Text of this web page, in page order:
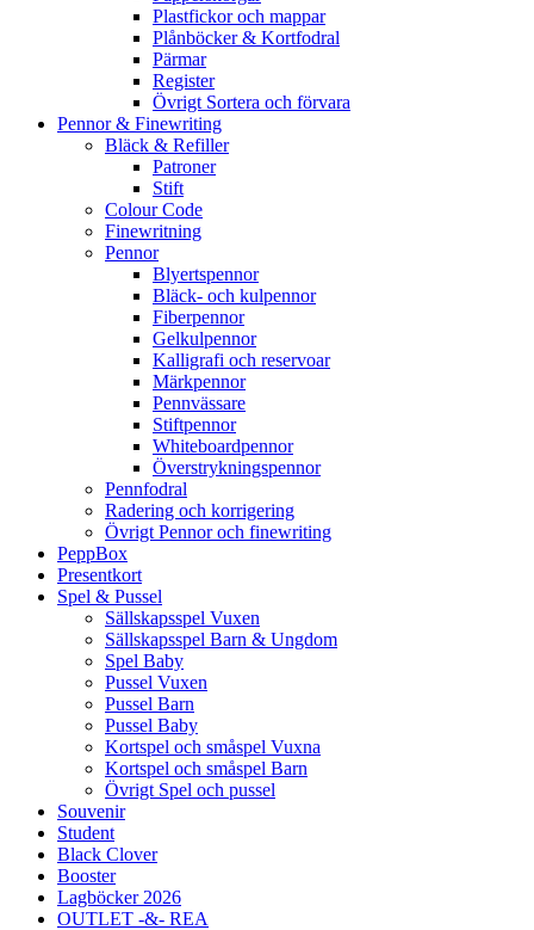
Plastfickor och mappar
Plånböcker & Kortfodral
Pärmar
Register
Övrigt Sortera och förvara
Pennor & Finewriting
Bläck & Refiller
Patroner
Stift
Colour Code
Finewritning
Pennor
Blyertspennor
Bläck- och kulpennor
Fiberpennor
Gelkulpennor
Kalligrafi och reservoar
Märkpennor
Pennvässare
Stiftpennor
Whiteboardpennor
Överstrykningspennor
Pennfodral
Radering och korrigering
Övrigt Pennor och finewriting
PeppBox
Presentkort
Spel & Pussel
Sällskapsspel Vuxen
Sällskapsspel Barn & Ungdom
Spel Baby
Pussel Vuxen
Pussel Barn
Pussel Baby
Kortspel och småspel Vuxna
Kortspel och småspel Barn
Övrigt Spel och pussel
Souvenir
Student
Black Clover
Booster
Lagböcker 2026
OUTLET -&- REA